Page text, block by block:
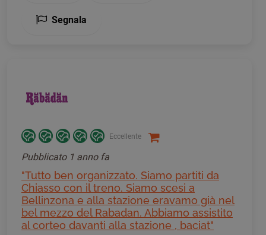
Segnala
Eccellente
Pubblicato 1 anno fa
"Tutto ben organizzato. Siamo partiti da
Chiasso con il treno. Siamo scesi a
Bellinzona e alla stazione eravamo già nel
bel mezzo del Rabadan. Abbiamo assistito
al corteo davanti alla stazione , baciat"